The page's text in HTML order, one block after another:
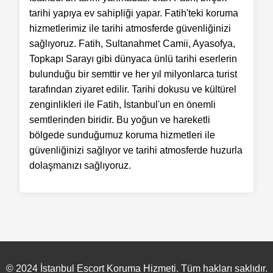
tarihi yapıya ev sahipliği yapar. Fatih'teki koruma
hizmetlerimiz ile tarihi atmosferde güvenliğinizi
sağlıyoruz. Fatih, Sultanahmet Camii, Ayasofya,
Topkapı Sarayı gibi dünyaca ünlü tarihi eserlerin
bulunduğu bir semttir ve her yıl milyonlarca turist
tarafından ziyaret edilir. Tarihi dokusu ve kültürel
zenginlikleri ile Fatih, İstanbul'un en önemli
semtlerinden biridir. Bu yoğun ve hareketli
bölgede sunduğumuz koruma hizmetleri ile
güvenliğinizi sağlıyor ve tarihi atmosferde huzurla
dolaşmanızı sağlıyoruz.
© 2024 İstanbul Escort Koruma Hizmeti. Tüm hakları saklıdır.